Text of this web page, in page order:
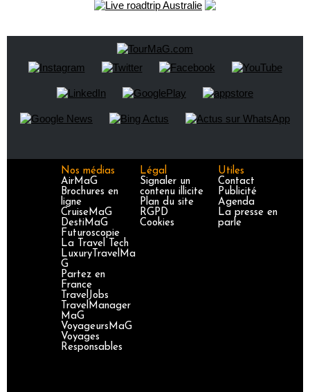
Nos médias
AirMaG
Brochures en
ligne
CruiseMaG
DestiMaG
Futuroscopie
La Travel Tech
LuxuryTravelMa
G
Partez en
France
TravelJobs
TravelManager
MaG
VoyageursMaG
Voyages
Responsables
Légal
Signaler un
contenu illicite
Plan du site
RGPD
Cookies
Utiles
Contact
Publicité
Agenda
La presse en
parle